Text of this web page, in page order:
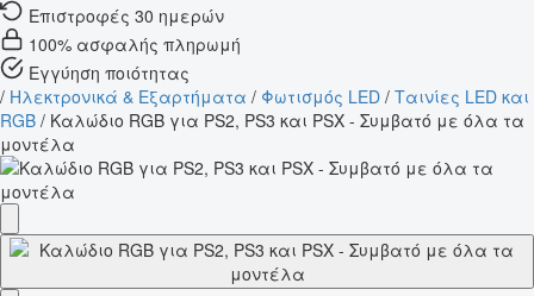
Επιστροφές 30 ημερών
100% ασφαλής πληρωμή
Εγγύηση ποιότητας
/ Ηλεκτρονικά & Εξαρτήματα / Φωτισμός LED / Ταινίες LED και
RGB / Καλώδιο RGB για PS2, PS3 και PSX - Συμβατό με όλα τα
μοντέλα